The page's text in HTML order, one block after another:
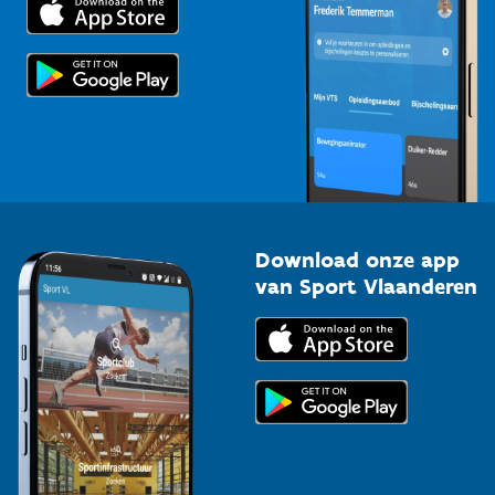
Topsporters
Voor de pers
Download onze app
van Sport Vlaanderen